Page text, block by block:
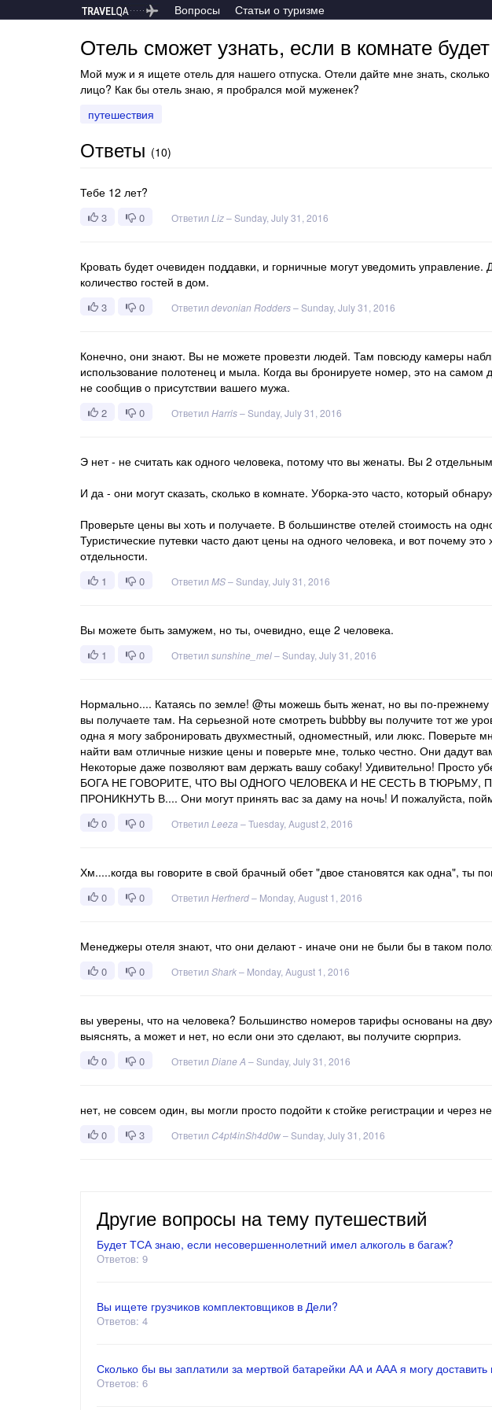
Вопросы Статьи о туризме
Отель сможет узнать, если в комнате
Мой муж и я ищете отель для нашего отпуска. Отели дайте мне знать,
лицо? Как бы отель знаю, я пробрался мой муженек?
путешествия
Ответы (10)
Тебе 12 лет?
3 0 Ответил Liz–Sunday, July 31, 2016
Кровать будет очевиден поддавки, и горничные могут уведомить
количество гостей в дом.
3 0 Ответил devonian Rodders–Sunday, July 31, 2016
Конечно, они знают. Вы не можете провезти людей. Там повсюду камеры
использование полотенец и мыла. Когда вы бронируете номер, это на самом
не сообщив о присутствии вашего мужа.
2 0 Ответил Harris–Sunday, July 31, 2016
Э нет - не считать как одного человека, потому что вы женаты. Вы 2
И да - они могут сказать, сколько в комнате. Уборка-это часто, который
Проверьте цены вы хоть и получаете. В большинстве отелей стоимость на
Туристические путевки часто дают цены на одного человека, и вот почему
отдельности.
1 0 Ответил MS–Sunday, July 31, 2016
Вы можете быть замужем, но ты, очевидно, еще 2 человека.
1 0 Ответил sunshine_mel–Sunday, July 31, 2016
Нормально.... Катаясь по земле! @ты можешь быть женат, но вы по-прежнему
вы получаете там. На серьезной ноте смотреть bubbby вы получите тот же
одна я могу забронировать двухместный, одноместный, или люкс. Поверьте
найти вам отличные низкие цены и поверьте мне, только честно. Они дадут
Некоторые даже позволяют вам держать вашу собаку! Удивительно! Просто
БОГА НЕ ГОВОРИТЕ, ЧТО ВЫ ОДНОГО ЧЕЛОВЕКА И НЕ СЕСТЬ В ТЮРЬМУ,
ПРОНИКНУТЬ В.... Они могут принять вас за даму на ночь! И пожалуйста,
0 0 Ответил Leeza –Tuesday, August 2, 2016
Хм.....когда вы говорите в свой брачный обет "двое становятся как одна", ты
0 0 Ответил Herfnerd– Monday, August 1, 2016
Менеджеры отеля знают, что они делают - иначе они не были бы в таком
0 0 Ответил Shark– Monday, August 1, 2016
вы уверены, что на человека? Большинство номеров тарифы основаны на
выяснять, а может и нет, но если они это сделают, вы получите сюрприз.
0 0 Ответил Diane A –Sunday, July 31, 2016
нет, не совсем один, вы могли просто подойти к стойке регистрации и через
0 3 Ответил C4pt4inSh4d0w–Sunday, July 31, 2016
Другие вопросы на тему путешествий
Будет ТСА знаю, если несовершеннолетний имел алкоголь в багаж?
Ответов: 9
Вы ищете грузчиков комплектовщиков в Дели?
Ответов: 4
Сколько бы вы заплатили за мертвой батарейки АА и ААА я могу
Ответов: 6